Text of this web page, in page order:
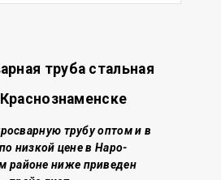
труба стальная
трубу оптом и в
низкой ценев Наро-
районе ниже приведен